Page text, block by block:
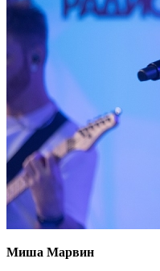
Миша Марвин